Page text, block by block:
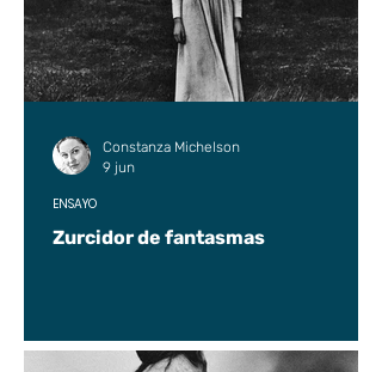
Zurcidor de fantasmas
ENSAYO
Constanza Michelson
9 jun